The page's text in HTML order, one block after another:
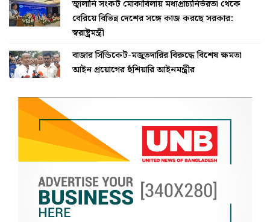
বেরিয়ে বিভিন্ন দেশের সঙ্গে কাজ করছে সরকার:
স্বরাষ্ট্রমন্ত্রী
বাজার সিন্ডিকেট-মজুতদারির বিরুদ্ধে বিশেষ ক্ষমতা
আইন প্রয়োগের হুঁশিয়ারি আইনমন্ত্রীর